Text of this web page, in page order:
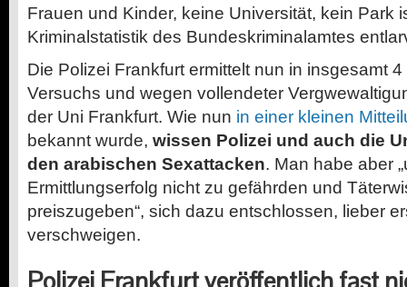
Frauen und Kinder, keine Universität, kein Park
Kriminalstatistik des Bundeskriminalamtes
Die Polizei Frankfurt ermittelt nun in insgesamt
Versuchs und wegen vollendeter
der Uni Frankfurt. Wie nun in einer kleinen
bekannt wurde, wissen Polizei und auch die
den arabischen Sexattacken. Man habe aber
Ermittlungserfolg nicht zu gefährden und
preiszugeben“, sich dazu entschlossen, lieber
verschweigen.